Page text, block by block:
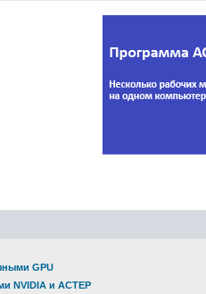
GPU
NVIDIA и АСТЕР